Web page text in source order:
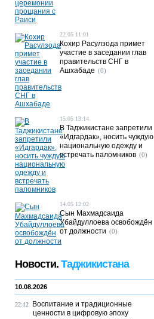
22.05 11:01
Кохир Расулзода примет
участие в заседании глав
правительств СНГ в
Ашхабаде (0)
15.05 13:14
В Таджикистане запретили
«Идгардак», носить чуждую
национальную одежду и
встречать паломников (0)
14.05 12:02
Сын Махмадсаида
Убайдуллоева освобождён
от должности (0)
Новости. Таджикистана
10.08.2026
22:12
Воспитание и традиционные
ценности в цифровую эпоху